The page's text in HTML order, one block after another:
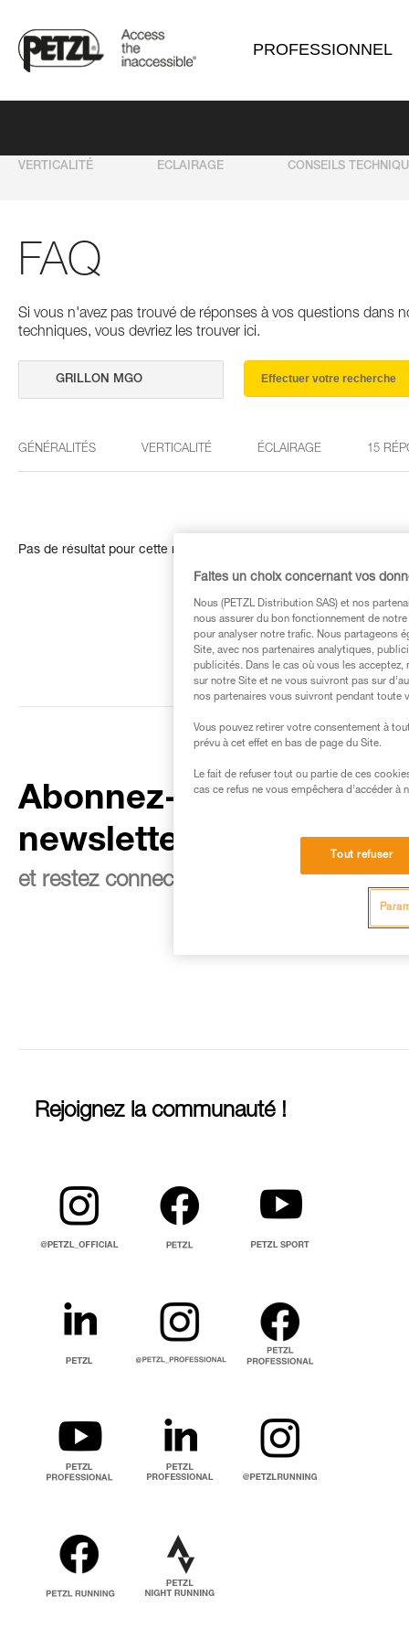
PROFESSIONNEL
VERTICALITÉ ECLAIRAGE CONSEILS
FAQ
Si vous n'avez pas trouvé de réponses à vos questions dans
techniques, vous devriez les trouver ici.
Effectuer votre recherche
GÉNÉRALITÉS VERTICALITÉ ÉCLAIRAGE 15
Pas de résultat pour cette recherche
Abonnez-vous à la
newsletter
et restez connecté à notre actualité
Rejoignez la communauté !
Faites un choix concernant vos
Nous (PETZL Distribution SAS) et nos
nous assurer du bon fonctionnement de
pour analyser notre trafic. Nous partageons
Site, avec nos partenaires analytiques,
publicités. Dans le cas où vous les
sur notre Site et ne vous suivront pas sur
nos partenaires vous suivront pendant toute
Vous pouvez retirer votre consentement à
prévu à cet effet en bas de page du Site.
Le fait de refuser tout ou partie de ces
cas ce refus ne vous empêchera d’accéder à
Tout refuser